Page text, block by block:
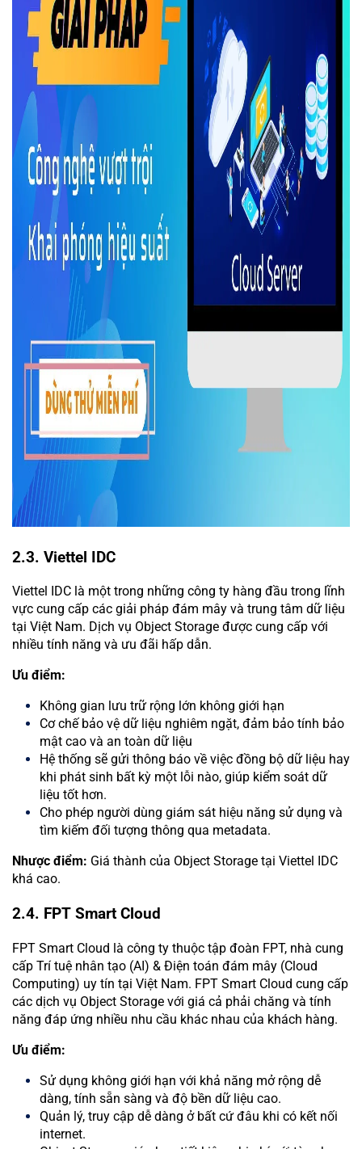
2.3. Viettel IDC
Viettel IDC là một trong những công ty hàng đầu trong lĩnh
vực cung cấp các giải pháp đám mây và trung tâm dữ liệu
tại Việt Nam. Dịch vụ Object Storage được cung cấp với
nhiều tính năng và ưu đãi hấp dẫn.
Ưu điểm:
Không gian lưu trữ rộng lớn không giới hạn
Cơ chế bảo vệ dữ liệu nghiêm ngặt, đảm bảo tính bảo
mật cao và an toàn dữ liệu
Hệ thống sẽ gửi thông báo về việc đồng bộ dữ liệu hay
khi phát sinh bất kỳ một lỗi nào, giúp kiểm soát dữ
liệu tốt hơn.
Cho phép người dùng giám sát hiệu năng sử dụng và
tìm kiếm đối tượng thông qua metadata.
Nhược điểm: Giá thành của Object Storage tại Viettel IDC
khá cao.
2.4. FPT Smart Cloud
FPT Smart Cloud là công ty thuộc tập đoàn FPT, nhà cung
cấp Trí tuệ nhân tạo (AI) & Điện toán đám mây (Cloud
Computing) uy tín tại Việt Nam. FPT Smart Cloud cung cấp
các dịch vụ Object Storage với giá cả phải chăng và tính
năng đáp ứng nhiều nhu cầu khác nhau của khách hàng.
Ưu điểm:
Sử dụng không giới hạn với khả năng mở rộng dễ
dàng, tính sẵn sàng và độ bền dữ liệu cao.
Quản lý, truy cập dễ dàng ở bất cứ đâu khi có kết nối
internet.